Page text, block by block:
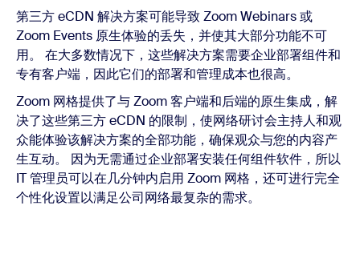
第三方 eCDN 解决方案可能导致 Zoom Webinars 或
Zoom Events 原生体验的丢失，并使其大部分功能不可
用。 在大多数情况下，这些解决方案需要企业部署组件和
专有客户端，因此它们的部署和管理成本也很高。
Zoom 网格提供了与 Zoom 客户端和后端的原生集成，解
决了这些第三方 eCDN 的限制，使网络研讨会主持人和观
众能体验该解决方案的全部功能，确保观众与您的内容产
生互动。 因为无需通过企业部署安装任何组件软件，所以
IT 管理员可以在几分钟内启用 Zoom 网格，还可进行完全
个性化设置以满足公司网络最复杂的需求。